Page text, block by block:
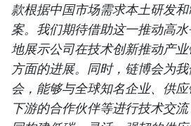
款根据中国市场需求本土研发
案。我们期待借助这一推动高
地展示公司在技术创新推动产
方面的进展。同时，链博会为
会，能够与全球知名企业、供
下游的合作伙伴等进行技术交